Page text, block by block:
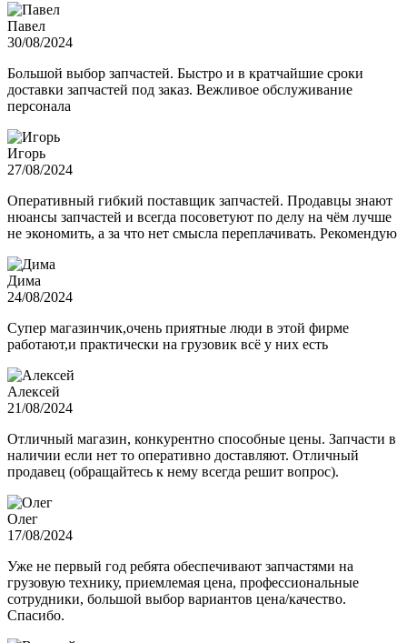
Павел
30/08/2024
Большой выбор запчастей. Быстро и в кратчайшие сроки
доставки запчастей под заказ. Вежливое обслуживание
персонала
Игорь
27/08/2024
Оперативный гибкий поставщик запчастей. Продавцы знают
нюансы запчастей и всегда посоветуют по делу на чём лучше
не экономить, а за что нет смысла переплачивать. Рекомендую
Дима
24/08/2024
Супер магазинчик,очень приятные люди в этой фирме
работают,и практически на грузовик всё у них есть
Алексей
21/08/2024
Отличный магазин, конкурентно способные цены. Запчасти в
наличии если нет то оперативно доставляют. Отличный
продавец (обращайтесь к нему всегда решит вопрос).
Олег
17/08/2024
Уже не первый год ребята обеспечивают запчастями на
грузовую технику, приемлемая цена, профессиональные
сотрудники, большой выбор вариантов цена/качество.
Спасибо.